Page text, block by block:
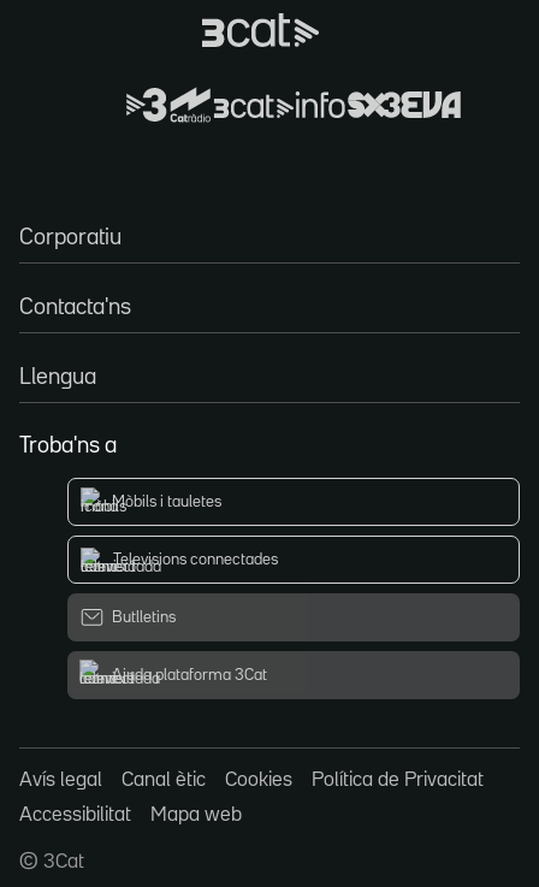
Corporatiu
Contacta'ns
Llengua
Troba'ns a
Mòbils i tauletes
Televisions connectades
Butlletins
Ajuda plataforma 3Cat
Avís legal Canal ètic Cookies
Política de Privacitat
Accessibilitat
Mapa web
© 3Cat